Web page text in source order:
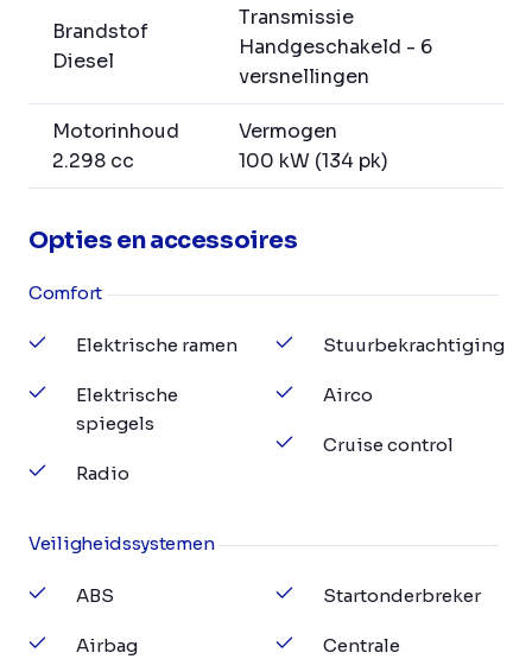
Brandstof
Diesel
Transmissie
Handgeschakeld - 6
versnellingen
Motorinhoud
2.298 cc
Vermogen
100 kW (134 pk)
Opties en accessoires
Comfort
Elektrische ramen
Elektrische
spiegels
Radio
Stuurbekrachtiging
Airco
Cruise control
Veiligheidssystemen
ABS
Airbag
Startonderbreker
Centrale